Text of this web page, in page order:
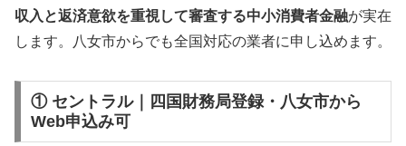
収入と返済意欲を重視して審査する中小消費者金融が実在
します。八女市からでも全国対応の業者に申し込めます。
① セントラル｜四国財務局登録・八女市から
Web申込み可